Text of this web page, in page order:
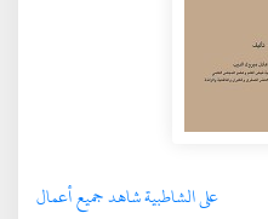
على الشاطبية شاهد جميع أعمال